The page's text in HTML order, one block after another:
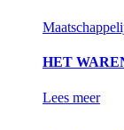
HET
Lees meer